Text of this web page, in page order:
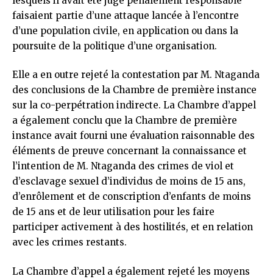
faisaient partie d’une attaque lancée à l’encontre
d’une population civile, en application ou dans la
poursuite de la politique d’une organisation.
Elle a en outre rejeté la contestation par M. Ntaganda
des conclusions de la Chambre de première instance
sur la co-perpétration indirecte. La Chambre d’appel
a également conclu que la Chambre de première
instance avait fourni une évaluation raisonnable des
éléments de preuve concernant la connaissance et
l’intention de M. Ntaganda des crimes de viol et
d’esclavage sexuel d’individus de moins de 15 ans,
d’enrôlement et de conscription d’enfants de moins
de 15 ans et de leur utilisation pour les faire
participer activement à des hostilités, et en relation
avec les crimes restants.
La Chambre d’appel a également rejeté les moyens